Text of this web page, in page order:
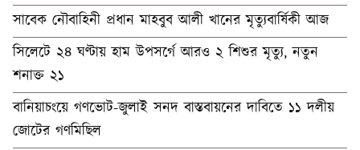
সাবেক নৌবাহিনী প্রধান মাহবুব আলী খানের মৃত্যুবার্ষিকী আজ
সিলেটে ২৪ ঘণ্টায় হাম উপসর্গে আরও ২ শিশুর মৃত্যু, নতুন
শনাক্ত ২১
বানিয়াচংয়ে গণভোট-জুলাই সনদ বাস্তবায়নের দাবিতে ১১ দলীয়
জোটের গণমিছিল